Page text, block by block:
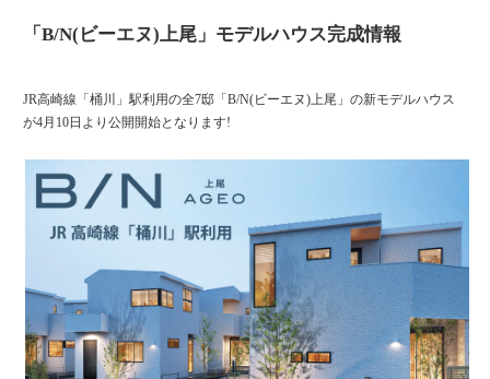
「B/N(ビーエヌ)上尾」モデルハウス完成情報
JR高崎線「桶川」駅利用の全7邸「B/N(ビーエヌ)上尾」の新モデルハウス
が4月10日より公開開始となります!